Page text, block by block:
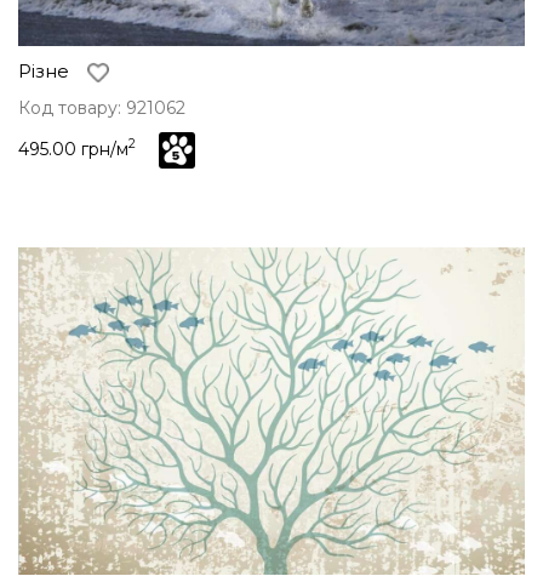
Різне
Код товару: 921062
495.00 грн/м2